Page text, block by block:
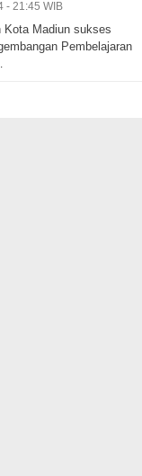
- 21:45 WIB
Kota Madiun sukses
Pembelajaran